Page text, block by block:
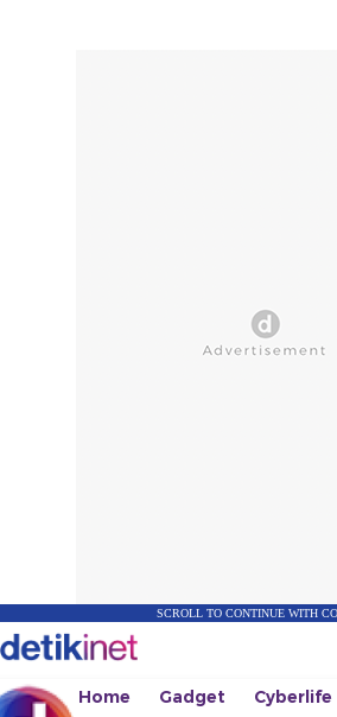
SCROLL TO CONTINUE WITH
Home Gadget Cyberlife